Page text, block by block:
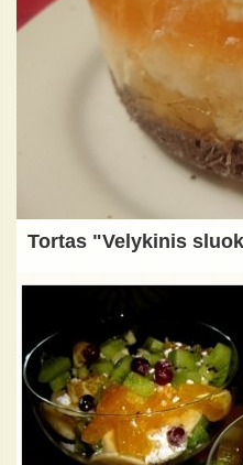
Tortas "Velykinis